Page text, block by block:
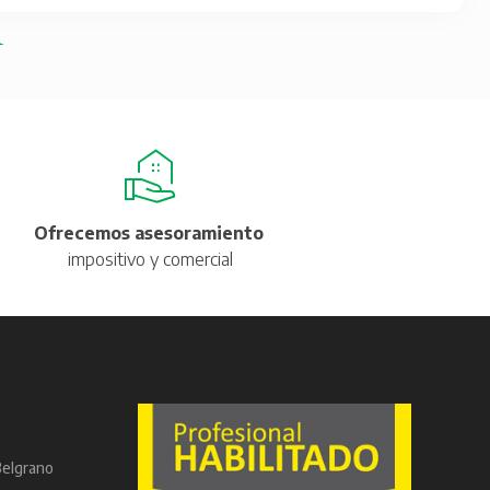
Ofrecemos asesoramiento
impositivo y comercial